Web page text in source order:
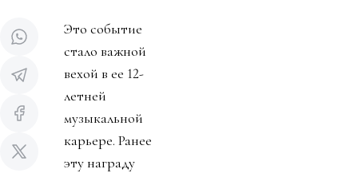
Это событие
стало важной
вехой в ее 12-
летней
музыкальной
карьере. Ранее
эту награду